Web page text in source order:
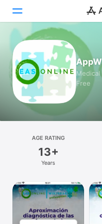
Today
Games
Apps
Arcade
Platform
iPad
Mac
Vision
Medical
Free
AGE RATING
13+
Years